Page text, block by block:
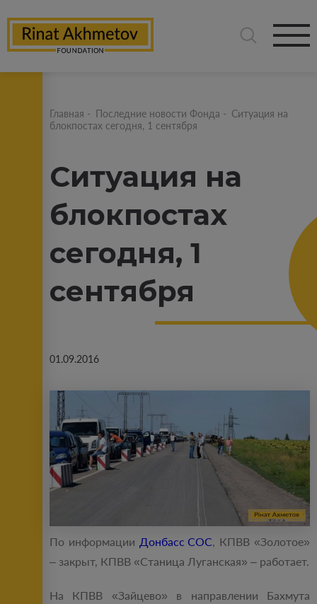
Главная - Последние новости Фонда - Ситуация на
блокпостах сегодня, 1 сентября
Ситуация на
блокпостах
сегодня, 1
сентября
01.09.2016
По информации Донбасс СОС, КПВВ «Золотое»
– закрыт, КПВВ «Станица Луганская» – работает.
На КПВВ «Зайцево» в направлении Бахмута